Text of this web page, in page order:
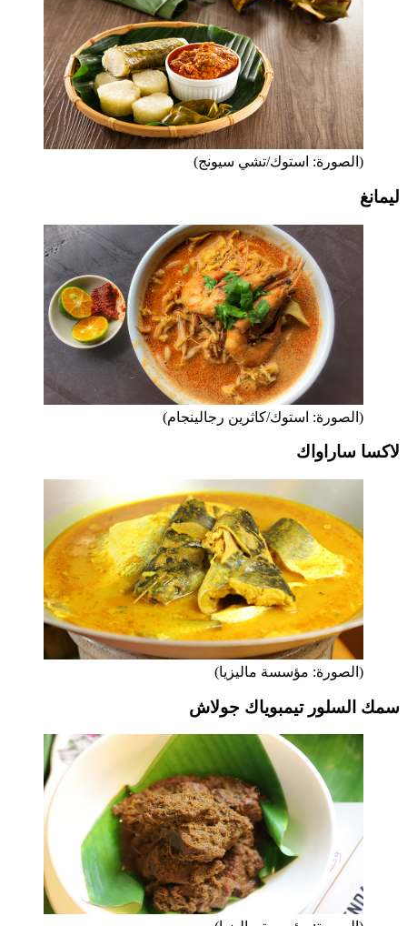
(الصورة: استوك/تشي سيونج)
ليمانغ
(الصورة: استوك/كاثرين رجالينجام)
لاكسا ساراواك
(الصورة: مؤسسة ماليزيا)
سمك السلور تيمبوياك جولاش